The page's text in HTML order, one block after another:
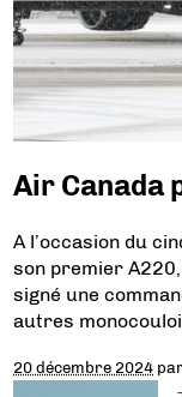
Air Canada
A l’occasion du
son premier
signé une
autres
20 décembre 2024